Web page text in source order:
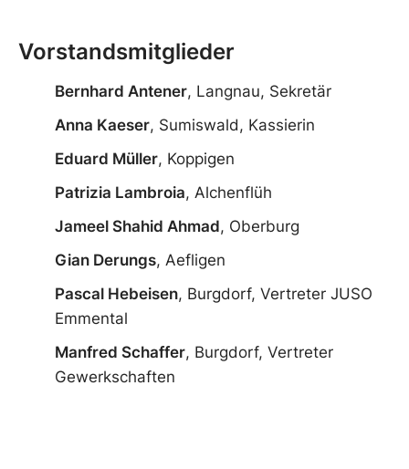
Vorstandsmitglieder
Bernhard Antener, Langnau, Sekretär
Anna Kaeser, Sumiswald, Kassierin
Eduard Müller, Koppigen
Patrizia Lambroia, Alchenflüh
Jameel Shahid Ahmad, Oberburg
Gian Derungs, Aefligen
Pascal Hebeisen, Burgdorf, Vertreter JUSO
Emmental
Manfred Schaffer, Burgdorf, Vertreter
Gewerkschaften